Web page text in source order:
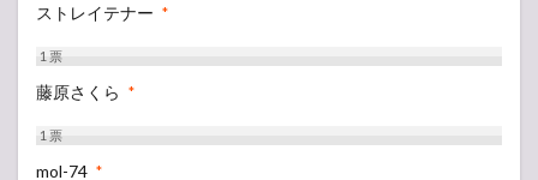
ストレイテナー *
1票
藤原さくら *
1票
mol-74 *